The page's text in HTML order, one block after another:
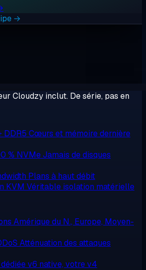
→
Cloudzy inclut. De série, pas en
DDR5 Cœurs et mémoire dernière
% NVMeJamais de disques
Plans à haut débit
KVM Véritable isolation matérielle
Amérique du N., Europe, Moyen-
Atténuation des attaques
v6 native, votre v4